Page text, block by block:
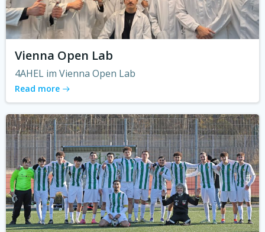
Vienna Open Lab
4AHEL im Vienna Open Lab
Read more